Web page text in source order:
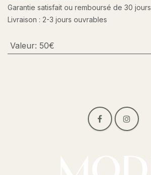
Garantie satisfait ou remboursé de 30 jours
Livraison : 2-3 jours ouvrables
Valeur: 50€